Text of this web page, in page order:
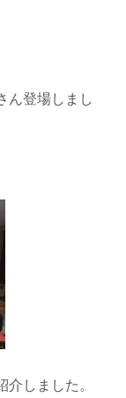
ん登場しまし
しました。